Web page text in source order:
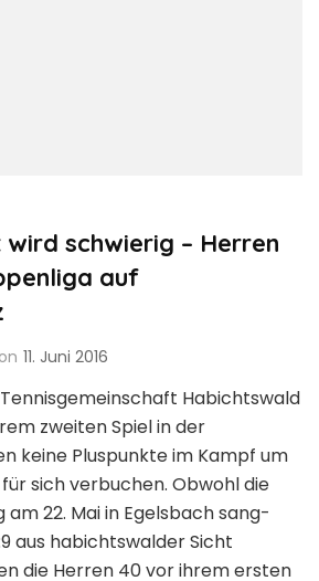
schwierig – Herren
auf
on 11. Juni 2016
Habichtswald
zweiten Spiel in der
keine Pluspunkte im Kampf um
sich verbuchen. Obwohl die
22. Mai in Egelsbach sang-
aus habichtswalder Sicht
die Herren 40 vor ihrem ersten